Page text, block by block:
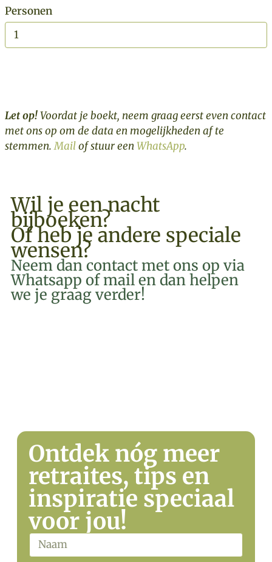
Personen
Let op!Voordat je boekt, neem graag eerst even contact
met ons op om de data en mogelijkheden af te
stemmen.Mailof stuur eenWhatsApp.
Wil je een nacht
bijboeken?
Of heb je andere speciale
wensen?
Neem dan contact met ons op via
Whatsapp of mail en dan helpen
we je graag verder!
Ontdek nóg meer
retraites, tips en
inspiratie speciaal
voor jou!